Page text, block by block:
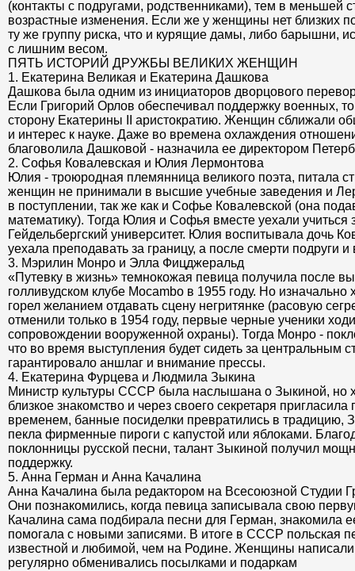
(контакты с подругами, родственниками), тем в меньшей
возрастные изменения. Если же у женщины нет близких
ту же группу риска, что и курящие дамы, либо барышни,
с лишним весом.
ПЯТЬ ИСТОРИЙ ДРУЖБЫ ВЕЛИКИХ ЖЕНЩИН
1. Екатерина Великая и Екатерина Дашкова
Дашкова была одним из инициаторов дворцового
Если Григорий Орлов обеспечивал поддержку военных,
сторону Екатерины II аристократию. Женщин сближали
и интерес к науке. Даже во времена охлаждения
благоволила Дашковой - назначила ее директором
2. Софья Ковалевская и Юлия Лермонтова
Юлия - троюродная племянница великого поэта, питала
женщин не принимали в высшие учебные заведения и
в поступлении, так же как и Софье Ковалевской (она
математику). Тогда Юлия и Софья вместе уехали учиться
Гейдельбергский университет. Юлия воспитывала дочь
уехала преподавать за границу, а после смерти подруги и
3. Мэрилин Монро и Элла Фицджеральд
«Путевку в жизнь» темнокожая певица получила после
голливудском клубе Mocambo в 1955 году. Но изначально
горел желанием отдавать сцену негритянке (расовую
отменили только в 1954 году, первые черные ученики
сопровождении вооруженной охраны). Тогда Монро -
что во время выступления будет сидеть за центральным
гарантировало аншлаг и внимание прессы.
4. Екатерина Фурцева и Людмила Зыкина
Министр культуры СССР была наслышана о Зыкиной, но
близкое знакомство и через своего секретаря
временем, банные посиделки превратились в традицию,
пекла фирменные пироги с капустой или яблоками.
поклонницы русской песни, талант Зыкиной получил
поддержку.
5. Анна Герман и Анна Качалина
Анна Качалина была редактором на Всесоюзной Студии
Они познакомились, когда певица записывала свою
Качалина сама подбирала песни для Герман, знакомила
помогала с новыми записями. В итоге в СССР польская
известной и любимой, чем на Родине. Женщины написали
регулярно обменивались посылками и подаркам